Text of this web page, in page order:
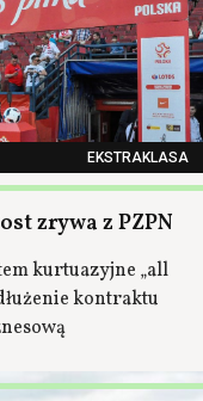
EKSTRAKLASA
zrywa z PZPN
kurtuazyjne „all
kontraktu